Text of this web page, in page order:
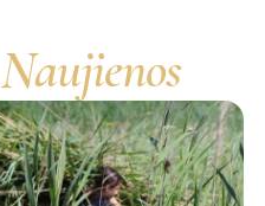
Naujienos